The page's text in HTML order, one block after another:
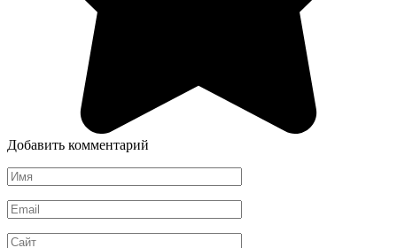
Добавить комментарий
Имя
*
Email
*
Сайт